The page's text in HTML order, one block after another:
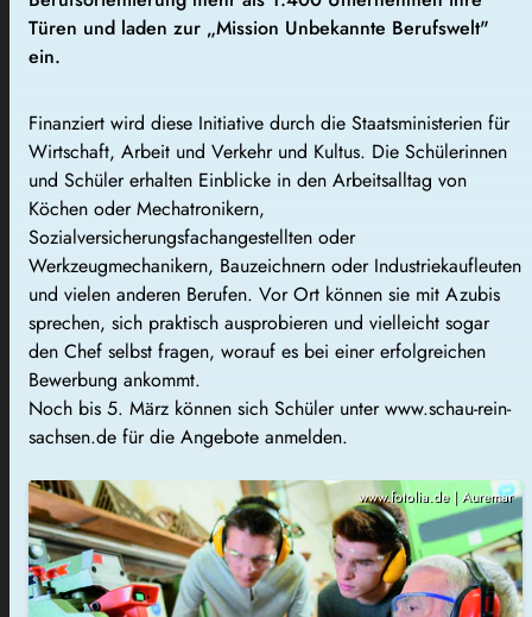
Türen und laden zur „Mission Unbekannte Berufswelt"
ein.
Finanziert wird diese Initiative durch die Staatsministerien für
Wirtschaft, Arbeit und Verkehr und Kultus. Die Schülerinnen
und Schüler erhalten Einblicke in den Arbeitsalltag von
Köchen oder Mechatronikern,
Sozialversicherungsfachangestellten oder
Werkzeugmechanikern, Bauzeichnern oder Industriekaufleuten
und vielen anderen Berufen. Vor Ort können sie mit Azubis
sprechen, sich praktisch ausprobieren und vielleicht sogar
den Chef selbst fragen, worauf es bei einer erfolgreichen
Bewerbung ankommt.
Noch bis 5. März können sich Schüler unter www.schau-rein-
sachsen.de für die Angebote anmelden.
www.fotolia.de | Auremar